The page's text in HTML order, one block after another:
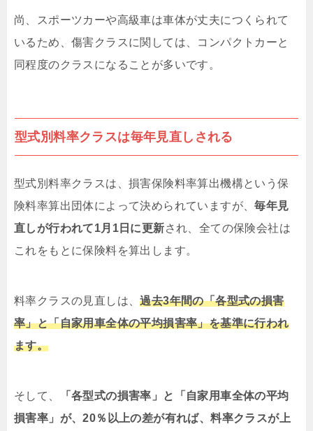
尚、スポーツカーや高級車は車体が丈夫につくられて
いるため、傷害クラスに関しては、コンパクトカーと
同程度のクラスになることが多いです。
型式別料率クラスは毎年見直しされる
型式別料率クラスは、損害保険料率算出機構という保
険料率算出団体によって決められていますが、毎年見
直しが行われて1月1日に更新され、全ての保険会社は
これをもとに保険料を算出します。
料率クラスの見直しは、過去3年間の「各型式の損害
率」と「自家用車全体の平均損害率」を基準に行われ
ます。
そして、
「各型式の損害率」と「自家用車全体の平均
損害率」が、20％以上の差が有れば、料率クラスが上